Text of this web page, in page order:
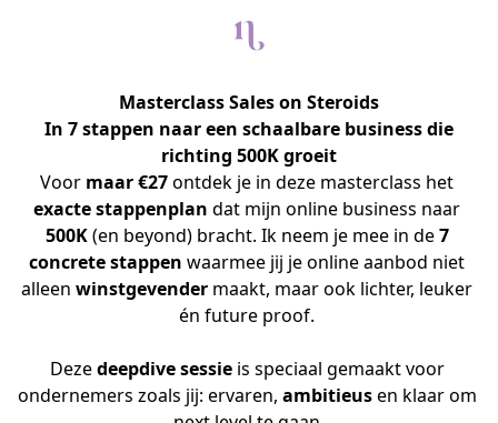
Masterclass Sales on Steroids
In 7 stappen naar een schaalbare business die
richting 500K groeit
Voor maar €27
exacte stappenplan
500K (en beyond) bracht. Ik neem je mee in de 7
concrete stappen waarmee jij je online aanbod niet
alleen winstgevender maakt, maar ook lichter, leuker
én future proof.
Deze deepdive sessie is speciaal gemaakt voor
ondernemers zoals jij: ervaren, ambitieus en klaar om